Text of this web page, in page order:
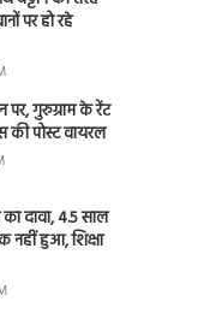
पर हो रहे
पर, गुरुग्राम के रेंट
की पोस्ट वायरल
का दावा, 4.5 साल
नहीं हुआ, शिक्षा